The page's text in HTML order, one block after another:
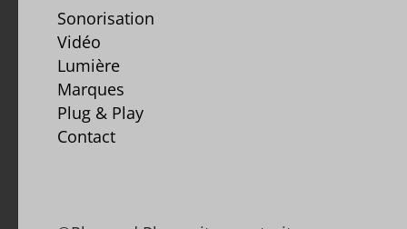
Sonorisation
Vidéo
Lumière
Marques
Plug & Play
Contact